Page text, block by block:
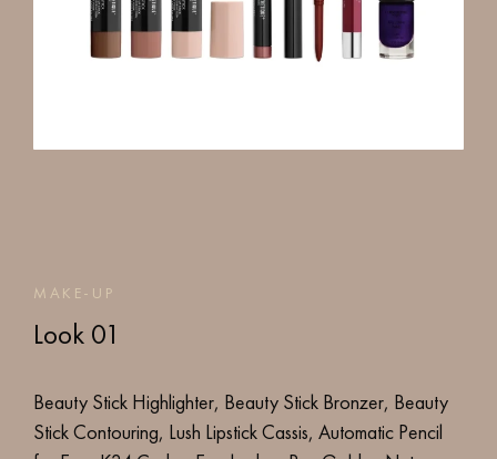
MAKE-UP
Look 01
Beauty Stick Highlighter, Beauty Stick Bronzer, Beauty
Stick Contouring, Lush Lipstick Cassis, Automatic Pencil